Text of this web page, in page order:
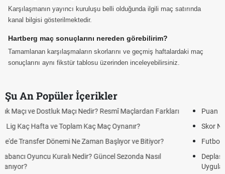
Karşılaşmanın yayıncı kuruluşu belli olduğunda ilgili maç satırında
kanal bilgisi gösterilmektedir.
Hartberg maç sonuçlarını nereden görebilirim?
Tamamlanan karşılaşmaların skorlarını ve geçmiş haftalardaki maç
sonuçlarını aynı fikstür tablosu üzerinden inceleyebilirsiniz.
Şu An Popüler İçerikler
Puan Durumunda AG, OM ve Diğer Kısaltmalar Ne Anlama Gelir?
Skor Ne Demek? Sporda Skor ve Sonuç Kavramları
Futbol Nasıl Oynanır? Temel Futbol Kuralları
Deplasman Golü Kuralı Nedir? Hangi Organizasyonlarda
Uygulanıyor?